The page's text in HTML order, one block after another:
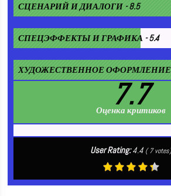
СЦЕНАРИЙ И ДИАЛОГИ - 8.5
СПЕЦЭФФЕКТЫ И ГРАФИКА - 5.4
ХУДОЖЕСТВЕННОЕ ОФОРМЛЕНИЕ
7.7
Оценка критиков
User Rating:4.4 (7